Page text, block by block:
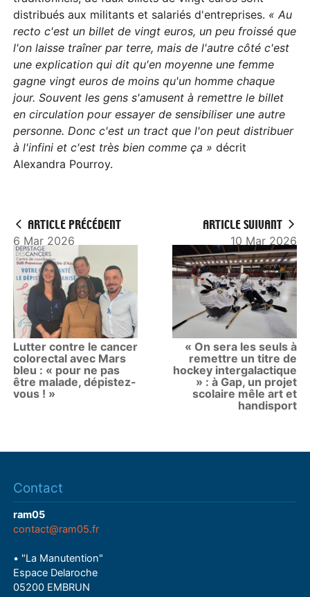
distribués aux militants et salariés d'entreprises. « Au
recto c'est un billet de vingt euros, un peu froissé que
l'on laisse traîner par terre, mais de l'autre côté c'est
une explication qui dit qu'en moyenne une femme
gagne vingt euros de moins qu'un homme chaque
jour. Souvent les gens s'amusent à remettre le billet
en circulation pour essayer de sensibiliser une autre
personne. Donc c'est un tract que l'on peut distribuer
à l'infini et c'est très bien comme ça » décrit
Alexandra Pourroy.
ARTICLE PRÉCÉDENT
6 Mar 2026
Lutter contre le cancer
colorectal avec Mars
bleu : « pour ne pas
être malade, dépistez-
vous ! »
ARTICLE SUIVANT
10 Mar 2026
« On sera les seuls à
remettre un titre de
hockey intergalactique
» : à Gap, un projet
scolaire mêle art et
handisport
Contact
ram05
contact@ram05.fr
• "La Manutention"
Espace Delaroche
05200 EMBRUN